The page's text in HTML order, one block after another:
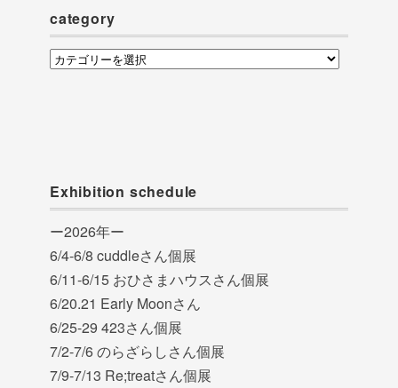
category
category
Exhibition schedule
ー2026年ー
6/4-6/8 cuddleさん個展
6/11-6/15 おひさまハウスさん個展
6/20.21 Early Moonさん
6/25-29 423さん個展
7/2-7/6 のらざらしさん個展
7/9-7/13 Re;treatさん個展